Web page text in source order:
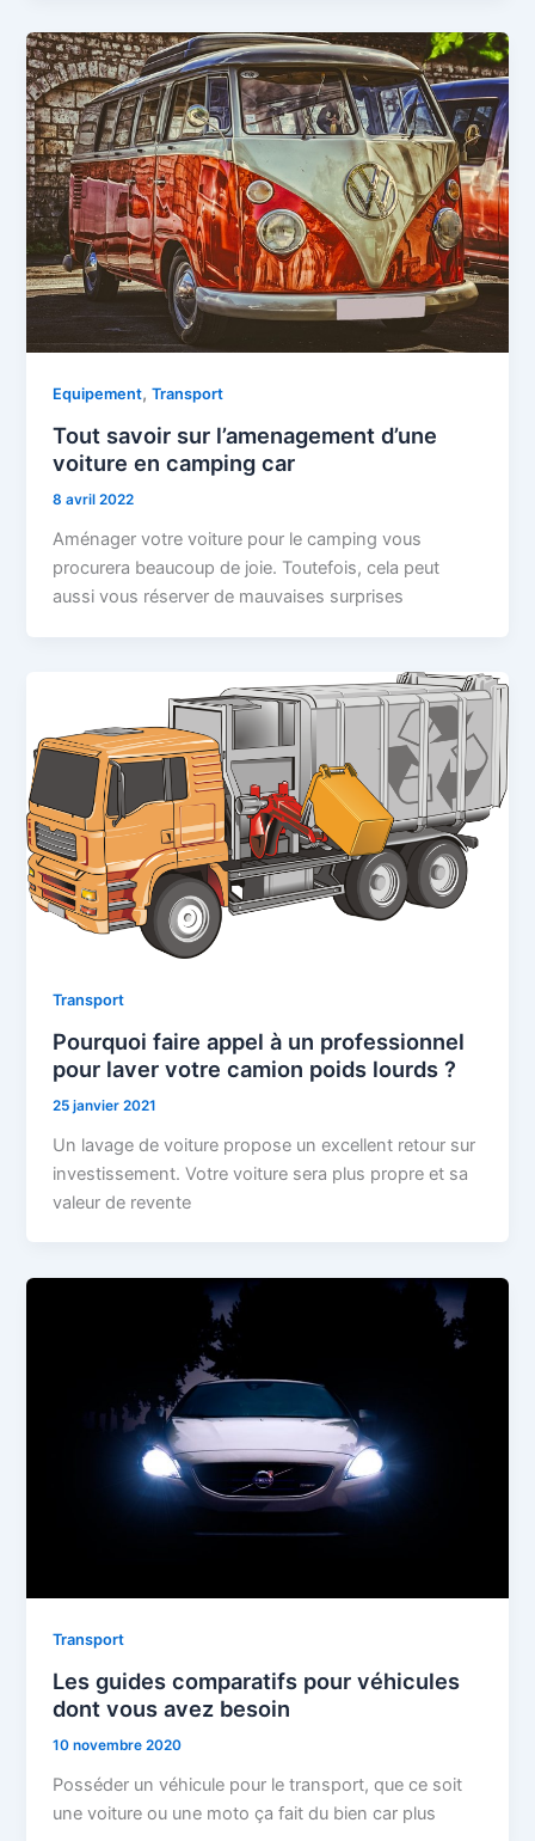
Equipement,Transport
Tout savoir sur l’amenagement d’une
voiture en camping car
8 avril 2022
Aménager votre voiture pour le camping vous
procurera beaucoup de joie. Toutefois, cela peut
aussi vous réserver de mauvaises surprises
Transport
Pourquoi faire appel à un professionnel
pour laver votre camion poids lourds ?
25 janvier 2021
Un lavage de voiture propose un excellent retour sur
investissement. Votre voiture sera plus propre et sa
valeur de revente
Transport
Les guides comparatifs pour véhicules
dont vous avez besoin
10 novembre 2020
Posséder un véhicule pour le transport, que ce soit
une voiture ou une moto ça fait du bien car plus